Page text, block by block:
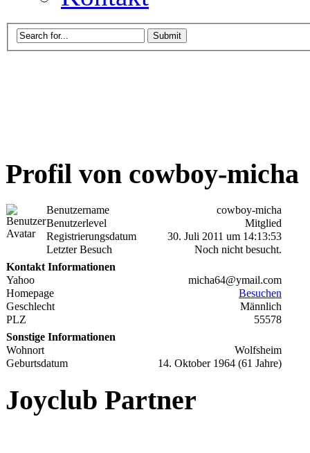
Profil von cowboy-micha
Benutzername
cowboy-micha
Benutzerlevel
Mitglied
Registrierungsdatum
30. Juli 2011 um 14:13:53
Letzter Besuch
Noch nicht besucht.
Kontakt Informationen
Yahoo
micha64@ymail.com
Homepage
Besuchen
Geschlecht
Männlich
PLZ
55578
Sonstige Informationen
Wohnort
Wolfsheim
Geburtsdatum
14. Oktober 1964 (61 Jahre)
Joyclub Partner